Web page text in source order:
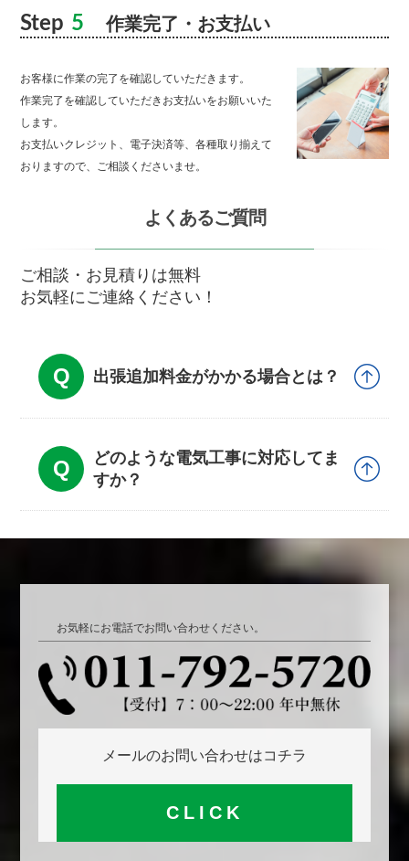
Step 5 作業完了・お支払い
お客様に作業の完了を確認していただきます。
作業完了を確認していただきお支払いをお願いいた
します。
お支払いクレジット、電子決済等、各種取り揃えて
おりますので、ご相談くださいませ。
よくあるご質問
ご相談・お見積りは無料
お気軽にご連絡ください！
出張追加料金がかかる場合とは？
どのような電気工事に対応してま
すか？
お気軽にお電話でお問い合わせください。
メールのお問い合わせはコチラ
CLICK